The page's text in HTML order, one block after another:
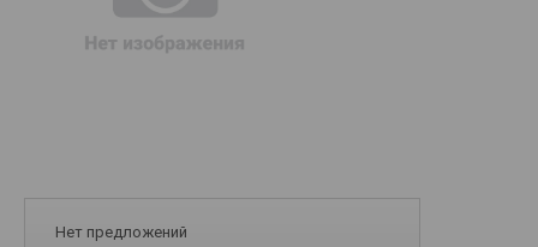
Нет предложений